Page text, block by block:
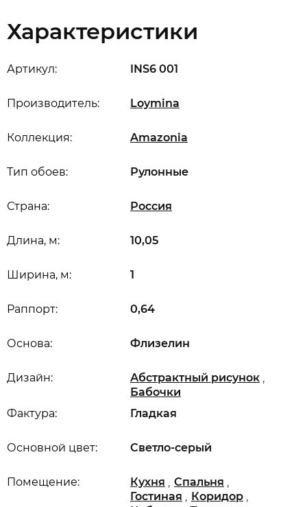
Характеристики
Артикул: INS6 001
Производитель: Loymina
Коллекция: Amazonia
Длина, м: 10,05
Ширина, м: 1
Раппорт: 0,64
Основной цвет: Светло-серый
Дизайн: Абстрактный рисунок ,
Бабочки
Основа: Флизелин
Помещение: Кухня , Спальня ,
Гостиная , Коридор ,
Страна: Россия
Тип обоев: Рулонные
Фактура: Гладкая